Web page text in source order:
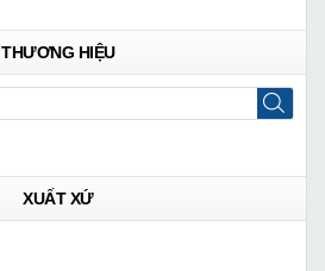
THƯƠNG HIỆU
XUẤT XỨ